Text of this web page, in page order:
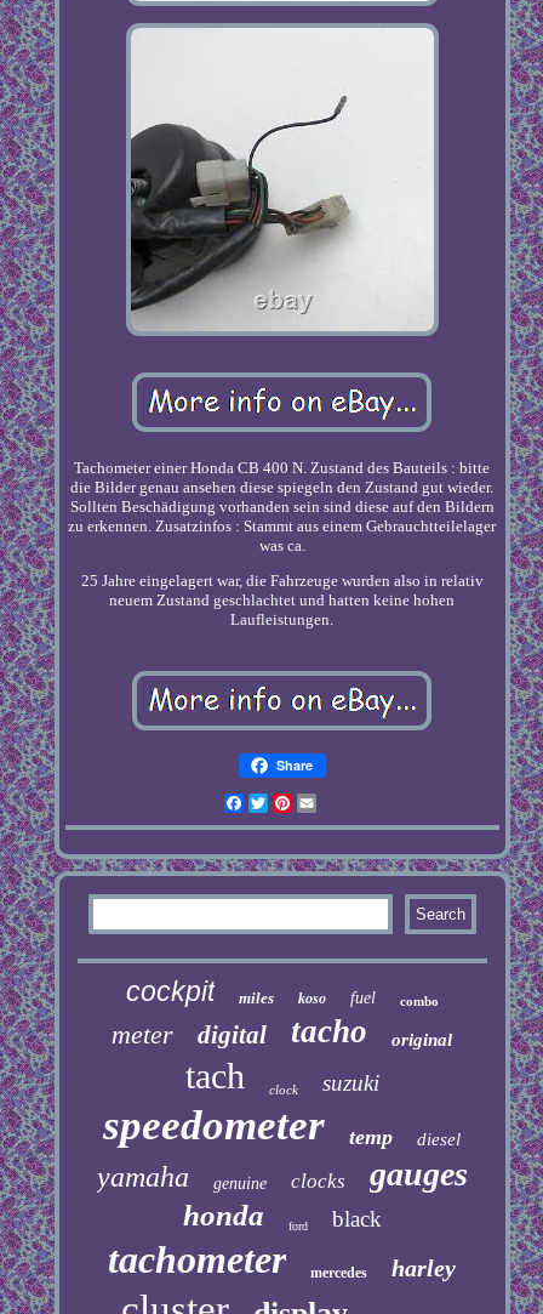
Tachometer einer Honda CB 400 N. Zustand des Bauteils : bitte
die Bilder genau ansehen diese spiegeln den Zustand gut wieder.
Sollten Beschädigung vorhanden sein sind diese auf den Bildern
zu erkennen. Zusatzinfos : Stammt aus einem Gebrauchtteilelager
was ca.
25 Jahre eingelagert war, die Fahrzeuge wurden also in relativ
neuem Zustand geschlachtet und hatten keine hohen
Laufleistungen.
Share
Facebook
TwitterPinterest
cockpit miles koso fuel combo
meter digital tacho original
tach clock suzuki
speedometer temp diesel
yamaha genuine clocks gauges
honda ford black
tachometer mercedes harley